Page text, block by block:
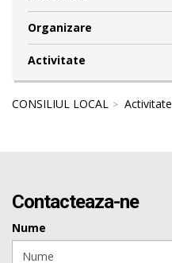
Organizare
Activitate
CONSILIUL LOCAL Activitate
Contacteaza-ne
Nume